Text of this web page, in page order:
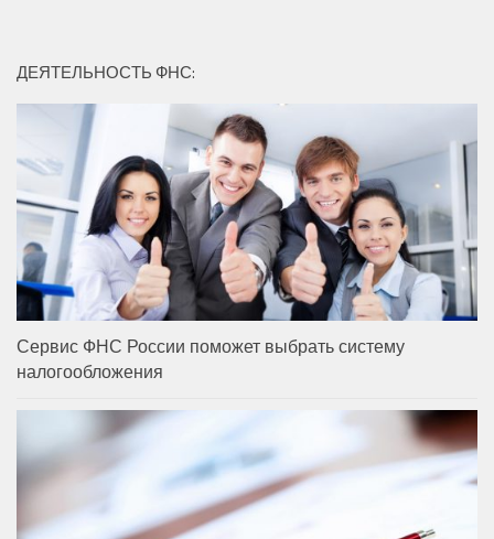
ДЕЯТЕЛЬНОСТЬ ФНС:
Сервис ФНС России поможет выбрать систему
налогообложения